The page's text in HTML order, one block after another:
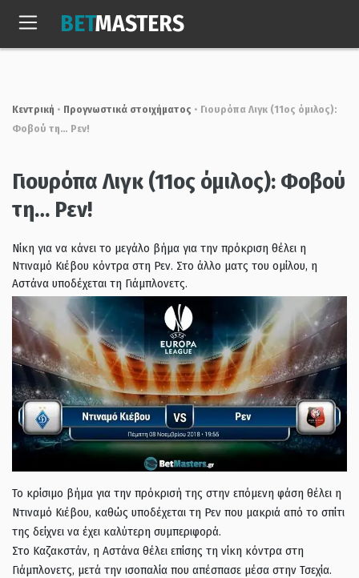
Κυρ, 9 Αυγ. 2026
BETMASTERS
Κεντρική • Προγνωστικά στοιχήματος • Γιουρόπα Λιγκ (11oς όμιλος):
Φοβού τη… Ρεν!
Γιουρόπα Λιγκ (11oς όμιλος): Φοβού
τη… Ρεν!
Νίκη για να κάνει το μεγάλο βήμα για την πρόκριση θέλει η
Ντιναμό Κιέβου κόντρα στη Ρεν. Στο άλλο ματς του ομίλου, η
Αστάνα υποδέχεται τη Γιάμπλονετς.
Το κρίσιμο βήμα για την πρόκρισή της στην επόμενη φάση θέλει η
Ντιναμό Κιέβου, καθώς υποδέχεται τη Ρεν που μακριά από το σπίτι
της δείχνει να έχει καλύτερη συμπεριφορά.
Στο Καζακστάν, η Αστάνα θέλει επίσης τη νίκη κόντρα στη
Γιάμπλονετς, μετά την ισοπαλία που απέσπασε μέσα στην Τσεχία.